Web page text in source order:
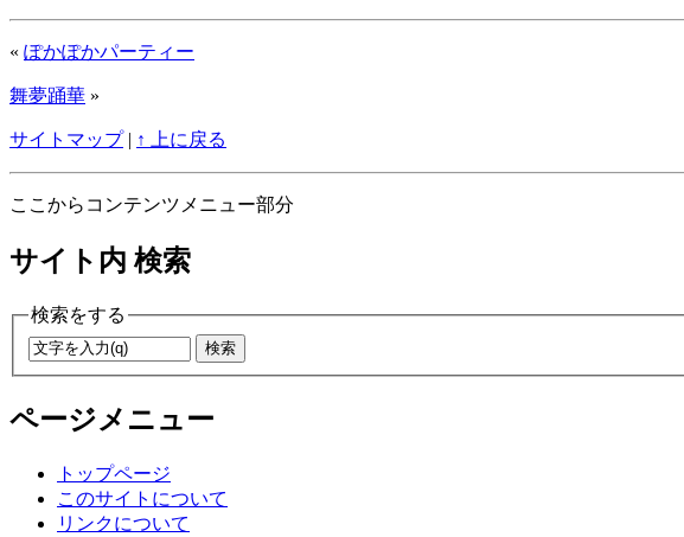
« ぽかぽかパーティー
舞夢踊華 »
サイトマップ| ↑ 上に戻る
ここからコンテンツメニュー部分
サイト内 検索
検索をする
ページメニュー
トップページ
このサイトについて
リンクについて